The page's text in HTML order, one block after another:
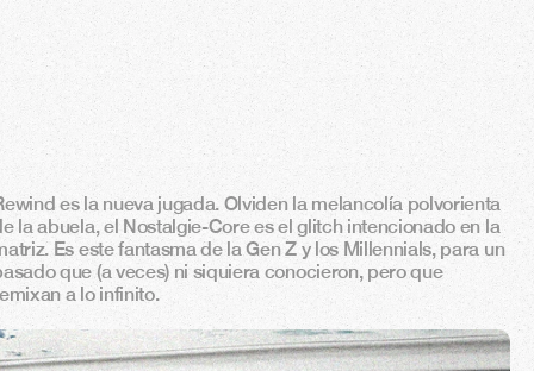
es la nueva jugada. Olviden la melancolía polvorienta
la abuela, el Nostalgie-Core es el glitch intencionado en la
Es este fantasma de la Gen Z y los Millennials, para un
que (a veces) ni siquiera conocieron, pero que
a lo infinito.